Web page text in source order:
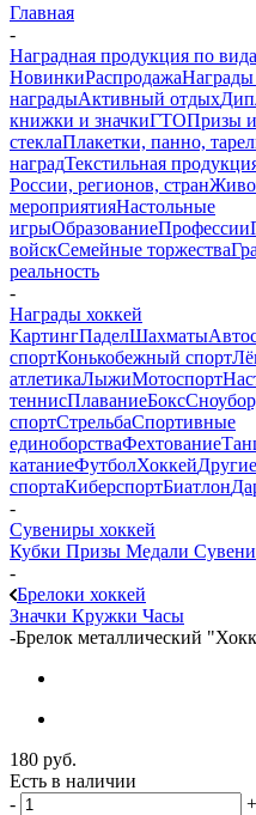
Главная
-
Наградная продукция по
НовинкиРаспродажаНаграды
наградыАктивный отдых
книжки и значкиГТОПризы
стеклаПлакетки, панно,
наградТекстильная
России, регионов, стран
мероприятияНастольные
игрыОбразованиеПрофессии
войскСемейные торжества
реальность
-
Награды хоккей
КартингПаделШахматы
спортКонькобежный спорт
атлетикаЛыжиМотоспорт
теннисПлаваниеБокс
спортСтрельбаСпортивные
единоборстваФехтование
катаниеФутболХоккей
спортаКиберспортБиатлон
-
Сувениры хоккей
Кубки Призы Медали
-
Брелоки хоккей
Значки Кружки Часы
-Брелок металлический
180 руб.
Есть в наличии
-
+